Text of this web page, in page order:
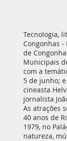
Tecnologia,
Congonhas
de
Municipais
com a
5 de junho;
cineasta
jornalista
As atrações
40 anos de
1979, no
natureza,